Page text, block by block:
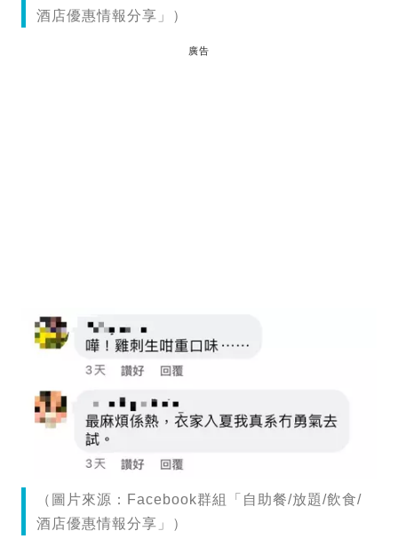
酒店優惠情報分享」）
廣告
（圖片來源：Facebook群組「自助餐/放題/飲食/
酒店優惠情報分享」）